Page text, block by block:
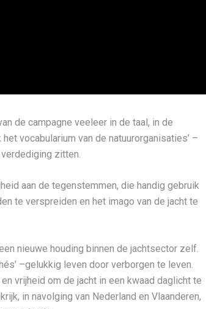
de campagne veeleer in de taal, in de
vocabularium van de natuurorganisaties’ –
zitten.
aan de tegenstemmen, die handig gebruik
te verspreiden en het imago van de jacht te
nieuwe houding binnen de jachtsector zelf.
–gelukkig leven door verborgen te leven.
vrijheid om de jacht in een kwaad daglicht te
in navolging van Nederland en Vlaanderen,